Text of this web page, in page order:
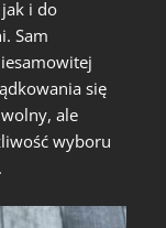
i do
Sam
się
ale
wyboru